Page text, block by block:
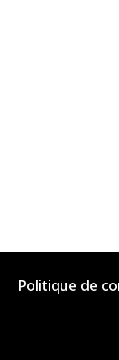
Politique de